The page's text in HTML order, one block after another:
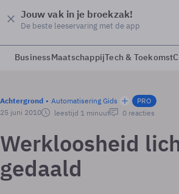
Jouw vak in je broekzak!
De beste leeservaring met de app
BusinessMaatschappijTech & Toekomst
Achtergrond Automatisering Gids
PRO
25 juni 2010
leestijd 1 minuut 0 reacties
Werkloosheid
gedaald